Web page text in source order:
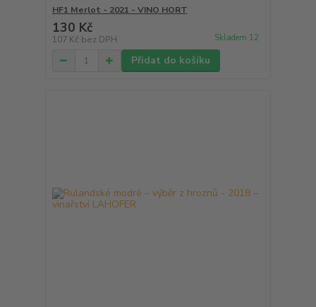
HF1 Merlot - 2021 - VINO HORT
130 Kč
107 Kč bez DPH Skladem 12
Přidat do košíku